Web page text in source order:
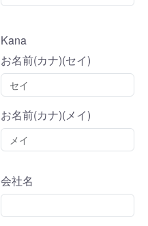
Kana
お名前(カナ)(セイ)
お名前(カナ)(メイ)
会社名